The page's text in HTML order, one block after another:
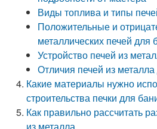
Виды топлива и типы
Положительные и
металлических печей для
Устройство печей из
Отличия печей из
Какие материалы нужно
строительства печки для
Как правильно рассчитать